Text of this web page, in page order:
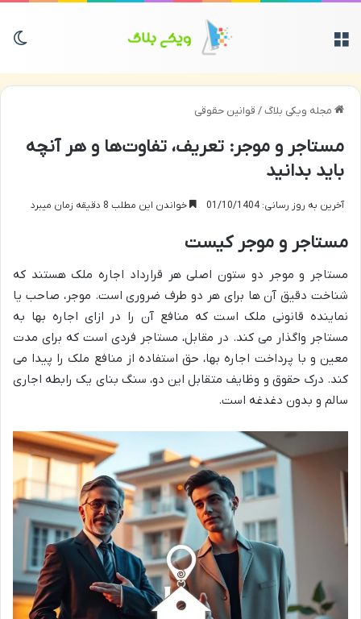
مجله ویکی بلاگ/ قوانین حقوقی
مستاجر و موجر: تعریف، تفاوت‌ها و هر آنچه
باید بدانید
آخرین به روز رسانی: 01/10/1404 خواندن این مطلب 8 دقیقه زمان میبرد
مستاجر و موجر کیست
مستاجر و موجر دو ستون اصلی هر قرارداد اجاره ملک هستند که
شناخت دقیق آن ها برای هر دو طرف ضروری است. موجر، صاحب یا
نماینده قانونی ملک است که منافع آن را در ازای اجاره بها به
مستاجر واگذار می کند. در مقابل، مستاجر فردی است که برای مدت
معین و با پرداخت اجاره بها، حق استفاده از منافع ملک را پیدا می
کند. درک حقوق و وظایف متقابل این دو، سنگ بنای یک رابطه اجاری
سالم و بدون دغدغه است.